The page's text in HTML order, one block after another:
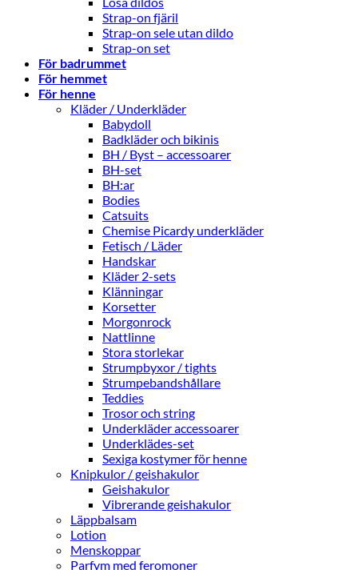
Strap-on fjäril
Strap-on sele utan dildo
Strap-on set
För badrummet
För hemmet
För henne
Kläder / Underkläder
Babydoll
Badkläder och bikinis
BH / Byst – accessoarer
BH-set
BH:ar
Bodies
Catsuits
Chemise Picardy underkläder
Fetisch / Läder
Handskar
Kläder 2-sets
Klänningar
Korsetter
Morgonrock
Nattlinne
Stora storlekar
Strumpbyxor / tights
Strumpebandshållare
Teddies
Trosor och string
Underkläder accessoarer
Underklädes-set
Sexiga kostymer för henne
Knipkulor / geishakulor
Geishakulor
Vibrerande geishakulor
Läppbalsam
Lotion
Menskoppar
Parfym med feromoner